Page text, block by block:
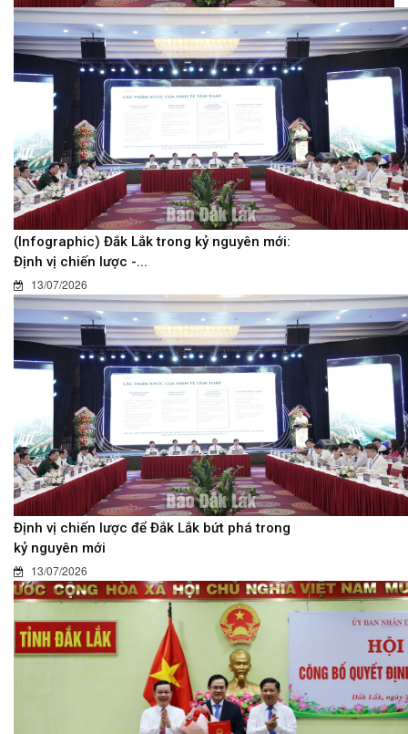
(Infographic) Đắk Lắk trong kỷ nguyên mới:
Định vị chiến lược -...
13/07/2026
Định vị chiến lược để Đắk Lắk bứt phá trong
kỷ nguyên mới
13/07/2026